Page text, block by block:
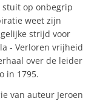
stuit op onbegrip
weet zijn
strijd voor
- Verloren vrijheid
over de leider
in 1795.
van auteur Jeroen